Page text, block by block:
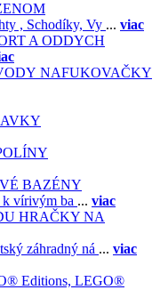
, Schodíky, Vy ... viac
A ODDYCH
NAFUKOVAČKY
BAZÉNY
k vírivým ba ... viac
HRAČKY NA
záhradný ná ... viac
Editions, LEGO®